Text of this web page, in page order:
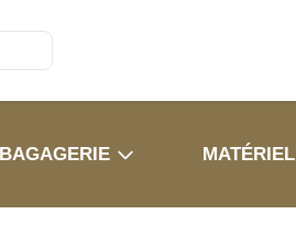
BAGAGERIE MATÉRIEL